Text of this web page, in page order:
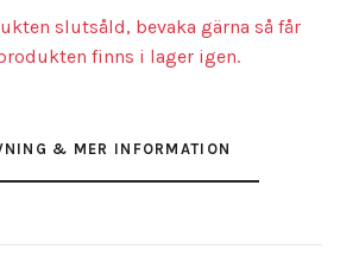
slutsåld, bevaka gärna så får
finns i lager igen.
& MER INFORMATION